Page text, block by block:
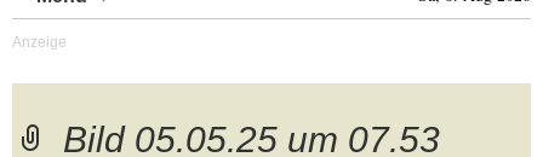
Bild 05.05.25 um 07.53